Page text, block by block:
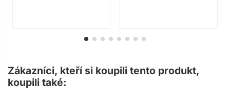
Zákazníci, kteří si koupili tento produkt,
koupili také: